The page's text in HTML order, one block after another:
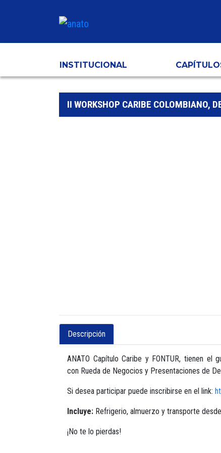
INSTITUCIONAL
II WORKSHOP CARIBE COLOMBIANO,
Descripción
ANATO Capítulo Caribe y FONTUR, tienen el
con Rueda de Negocios y Presentaciones de
Si desea participar puede inscribirse en el link:
Incluye: Refrigerio, almuerzo y transporte
¡No te lo pierdas!